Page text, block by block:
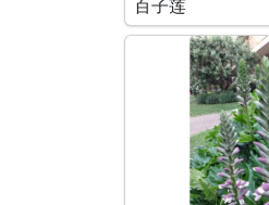
百子莲